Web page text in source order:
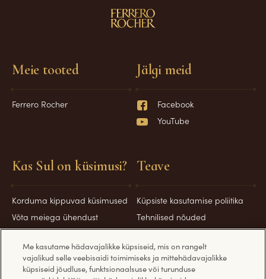
Meie tooted
Ferrero Rocher
Kas Sul on küsimusi?
Korduma kippuvad küsimused
Võta meiega ühendust
Teave
Küpsiste kasutamise poliitika
Tehnilised nõuded
Privaatsuspoliitika
Küpsiste teave
Turvameetmed
Jälgi meid
Facebook
YouTube
Me kasutame hädavajalikke küpsiseid, mis on rangelt
vajalikud selle veebisaidi toimimiseks ja mittehädavajalikke
küpsiseid jõudluse, funktsionaalsuse või turunduse